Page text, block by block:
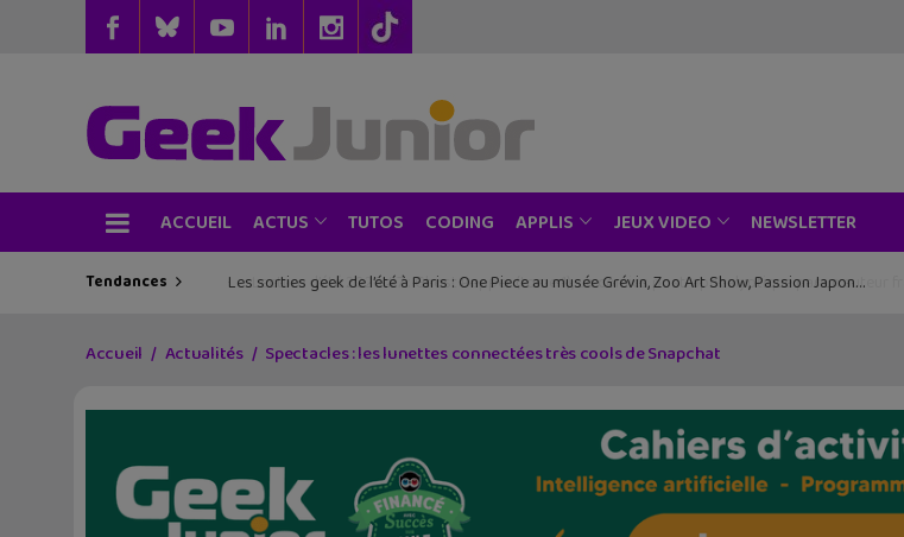
ACCUEIL ACTUS TUTOS CODING APPLIS JEUX VIDEO NEWSLETTER
Tendances Les sorties geek de l’été à Paris : One Piece au musée Grévin, Zoo Art Show, Passion Japon…
Accueil Actualités Spectacles : les lunettes connectées très cools de Snapchat